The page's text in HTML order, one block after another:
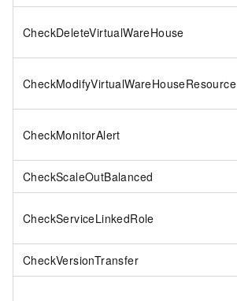
CheckDeleteVirtualWareHouse
CheckModifyVirtualWareHouseResource
CheckMonitorAlert
CheckScaleOutBalanced
CheckServiceLinkedRole
CheckVersionTransfer